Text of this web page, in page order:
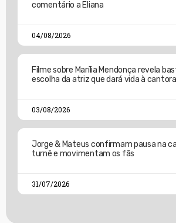
comentário a Eliana
04/08/2026
Filme sobre Marília Mendonça revela
escolha da atriz que dará vida à cantora
03/08/2026
Jorge & Mateus confirmam pausa na
turnê e movimentam os fãs
31/07/2026